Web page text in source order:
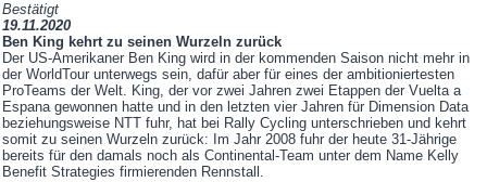
Bestätigt
19.11.2020
Ben King kehrt zu seinen Wurzeln zurück
Der US-Amerikaner Ben King wird in der kommenden Saison nicht mehr in
der WorldTour unterwegs sein, dafür aber für eines der ambitioniertesten
ProTeams der Welt. King, der vor zwei Jahren zwei Etappen der Vuelta a
Espana gewonnen hatte und in den letzten vier Jahren für Dimension Data
beziehungsweise NTT fuhr, hat bei Rally Cycling unterschrieben und kehrt
somit zu seinen Wurzeln zurück: Im Jahr 2008 fuhr der heute 31-Jährige
bereits für den damals noch als Continental-Team unter dem Name Kelly
Benefit Strategies firmierenden Rennstall.